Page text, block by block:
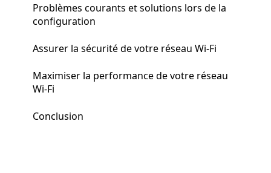
Problèmes courants et solutions lors de la
configuration
Assurer la sécurité de votre réseau Wi-Fi
Maximiser la performance de votre réseau
Wi-Fi
Conclusion